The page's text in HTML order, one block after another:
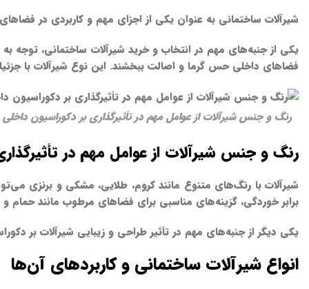
شیرآلات ساختمانی به عنوان یکی از اجزای مهم و کاربردی در
یکی از جنبه‌های مهم در انتخاب و خرید شیرآلات ساختمانی،
فضاهای داخلی حس گرما و اصالت ببخشند. این نوع شیرآلات با
رنگ و جنس شیرآلات از عوامل مهم در تأثیرگذاری بر دکوراسیون داخلی
رنگ و جنس شیرآلات از عوامل مهم در
شیرآلات با رنگ‌های متنوع مانند کروم، طلایی، مشکی و برنزی
برابر خوردگی، گزینه‌های مناسبی برای فضاهای مرطوب مانند حمام
یکی دیگر از جنبه‌های مهم در تأثیر طراحی و زیبایی شیرآلات بر
انواع شیرآلات ساختمانی و کاربردهای آن‌ها